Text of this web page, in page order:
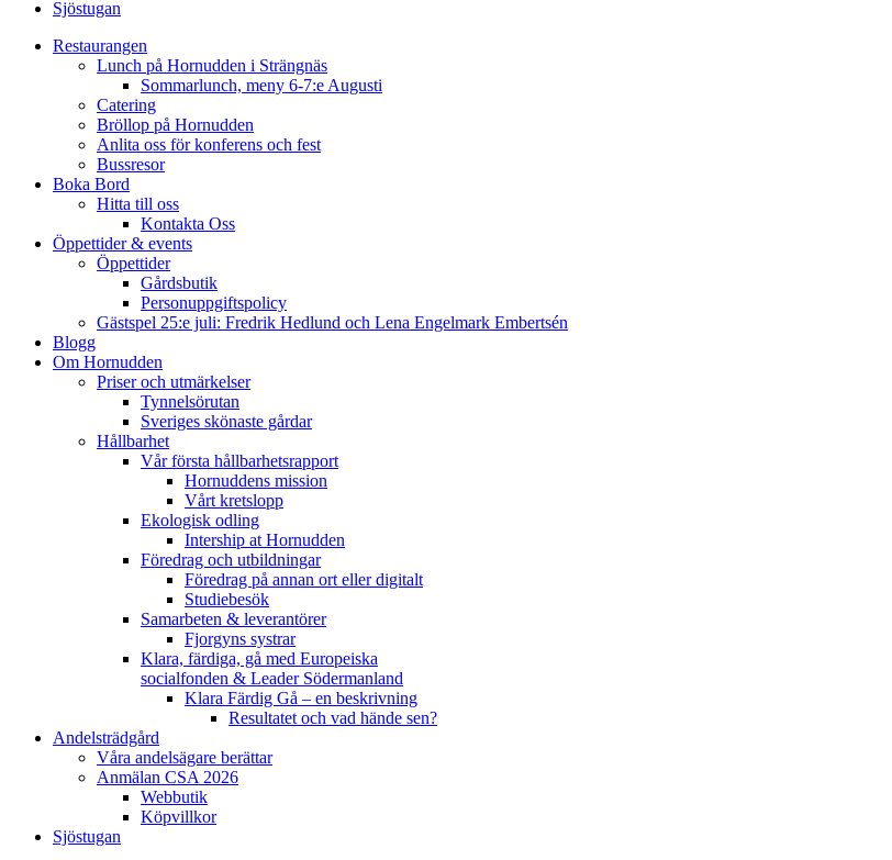
Sjöstugan
Restaurangen
Lunch på Hornudden i Strängnäs
Sommarlunch, meny 6-7:e Augusti
Catering
Bröllop på Hornudden
Anlita oss för konferens och fest
Bussresor
Boka Bord
Hitta till oss
Kontakta Oss
Öppettider & events
Öppettider
Gårdsbutik
Personuppgiftspolicy
Gästspel 25:e juli: Fredrik Hedlund och Lena Engelmark Embertsén
Blogg
Om Hornudden
Priser och utmärkelser
Tynnelsörutan
Sveriges skönaste gårdar
Hållbarhet
Vår första hållbarhetsrapport
Hornuddens mission
Vårt kretslopp
Ekologisk odling
Intership at Hornudden
Föredrag och utbildningar
Föredrag på annan ort eller digitalt
Studiebesök
Samarbeten & leverantörer
Fjorgyns systrar
Klara, färdiga, gå med Europeiska
socialfonden & Leader Södermanland
Klara Färdig Gå – en beskrivning
Resultatet och vad hände sen?
Andelsträdgård
Våra andelsägare berättar
Anmälan CSA 2026
Webbutik
Köpvillkor
Sjöstugan